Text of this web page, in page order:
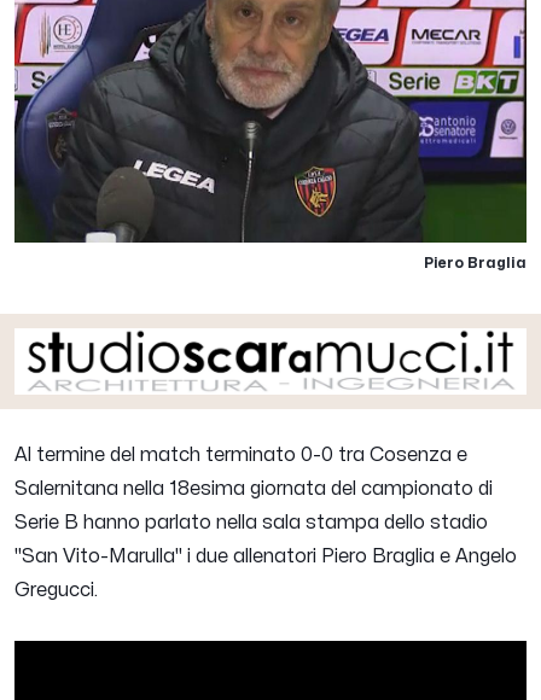
Piero Braglia
Al termine del match terminato 0-0 tra Cosenza e
Salernitana nella 18esima giornata del campionato di
Serie B hanno parlato nella sala stampa dello stadio
"San Vito-Marulla" i due allenatori Piero Braglia e Angelo
Gregucci.